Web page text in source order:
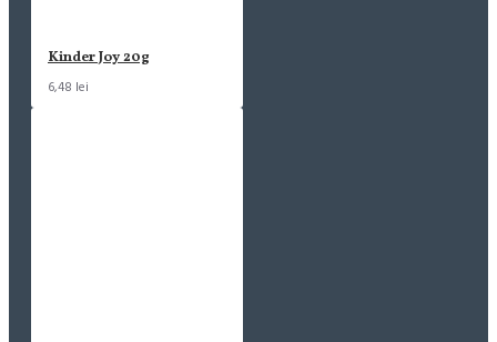
Kinder Joy 20g
6,48 lei